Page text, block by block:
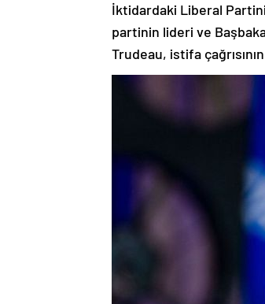
İktidardaki Liberal
partinin lideri ve
Trudeau, istifa